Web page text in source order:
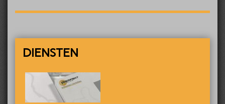
DIENSTEN